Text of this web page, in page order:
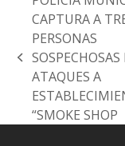
previous
post:
CAPTURA A
PERSONAS
SOSPECHOSAS
ATAQUES A
“SMOKE SHOP